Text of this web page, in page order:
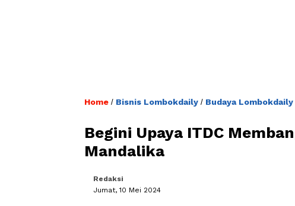
Home / Bisnis Lombokdaily / Budaya Lombokdaily
Begini Upaya ITDC
Mandalika
Redaksi
Jumat, 10 Mei 2024